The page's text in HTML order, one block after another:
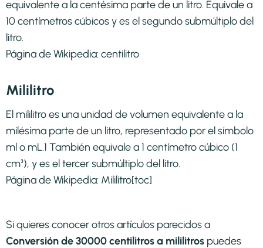
equivalente a la centésima parte de un litro. Equivale a
10 centímetros cúbicos y es el segundo submúltiplo del
litro.
Página de Wikipedia: centilitro
Mililitro
El mililitro es una unidad de volumen equivalente a la
milésima parte de un litro, representado por el símbolo
ml o mL.1​ También equivale a 1 centímetro cúbico (1
cm³), y es el tercer submúltiplo del litro.
Página de Wikipedia: Mililitro[toc]
Si quieres conocer otros artículos parecidos a
Conversión de 30000 centilitros a mililitros puedes